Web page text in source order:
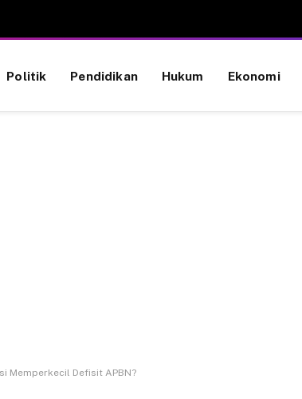
Politik Pendidikan Hukum Ekonomi
Memperkecil Defisit APBN?